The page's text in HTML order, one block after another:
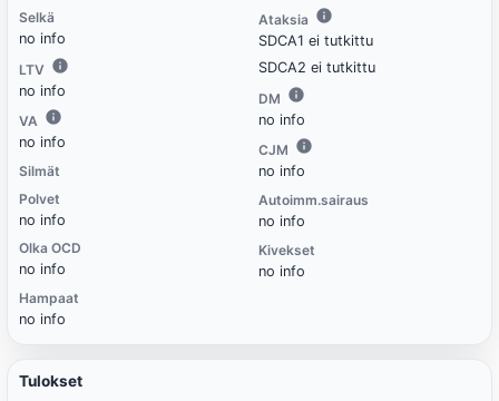
Selkä
no info
LTV
no info
VA
no info
Silmät
Polvet
no info
Olka OCD
no info
Hampaat
no info
Ataksia
SDCA1 ei tutkittu
SDCA2 ei tutkittu
DM
no info
CJM
no info
Autoimm.sairaus
no info
Kivekset
no info
Tulokset